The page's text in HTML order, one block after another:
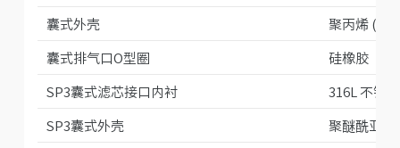
囊式外壳
聚丙烯 (PP)
囊式排气口O型圈
硅橡胶
SP3囊式滤芯接口内衬
316L 不锈钢
SP3囊式外壳
聚醚酰亚胺